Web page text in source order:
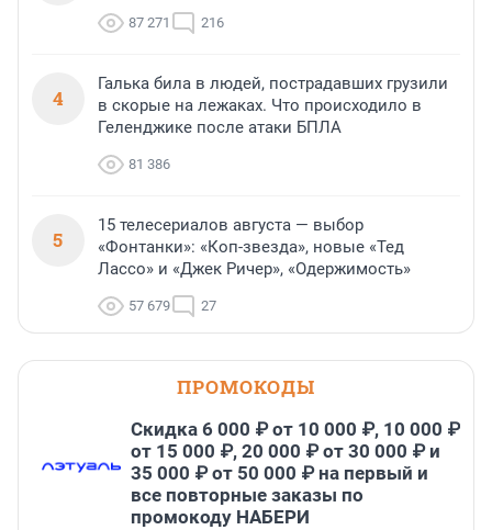
87 271 216
4
Галька била в людей, пострадавших грузили
в скорые на лежаках. Что происходило в
Геленджике после атаки БПЛА
81 386
5
15 телесериалов августа — выбор
«Фонтанки»: «Коп-звезда», новые «Тед
Лассо» и «Джек Ричер», «Одержимость»
57 679 27
ПРОМОКОДЫ
Скидка 6 000 ₽ от 10 000 ₽, 10 000 ₽
от 15 000 ₽, 20 000 ₽ от 30 000 ₽ и
35 000 ₽ от 50 000 ₽ на первый и
все повторные заказы по
промокоду НАБЕРИ